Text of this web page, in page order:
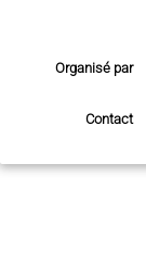
Organisé par
Contact